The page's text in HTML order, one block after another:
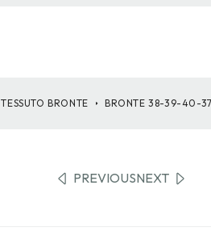
TESSUTOBRONTE BRONTE 38-39-40-
PREVIOUSNEXT